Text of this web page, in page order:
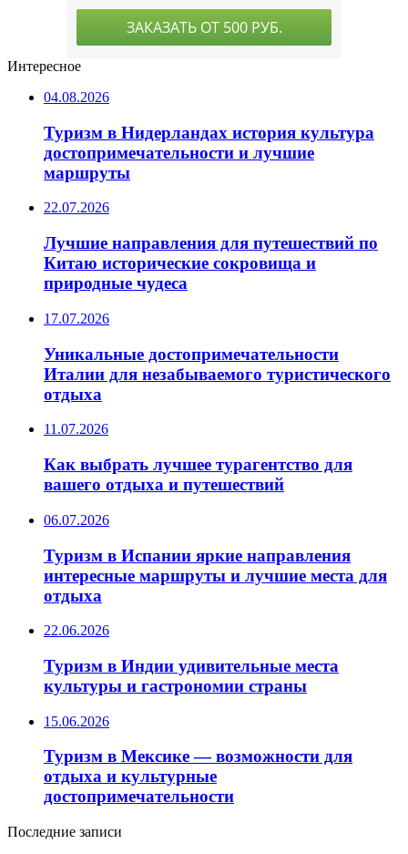
Интересное
04.08.2026
Туризм в Нидерландах история культура
достопримечательности и лучшие
маршруты
22.07.2026
Лучшие направления для путешествий по
Китаю исторические сокровища и
природные чудеса
17.07.2026
Уникальные достопримечательности
Италии для незабываемого туристического
отдыха
11.07.2026
Как выбрать лучшее турагентство для
вашего отдыха и путешествий
06.07.2026
Туризм в Испании яркие направления
интересные маршруты и лучшие места для
отдыха
22.06.2026
Туризм в Индии удивительные места
культуры и гастрономии страны
15.06.2026
Туризм в Мексике — возможности для
отдыха и культурные
достопримечательности
Последние записи